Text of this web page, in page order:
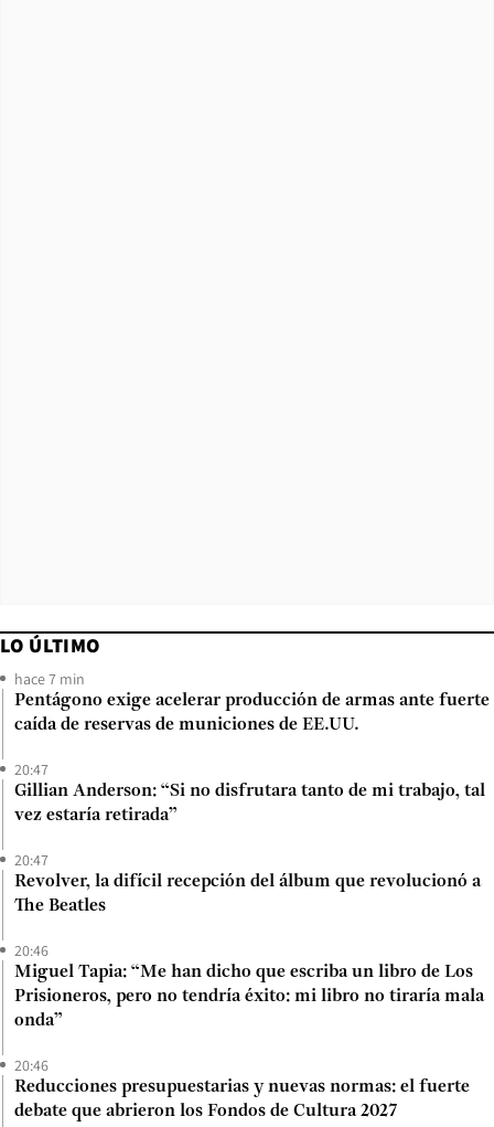
LO ÚLTIMO
hace 7 min
Pentágono exige acelerar producción de armas ante fuerte
caída de reservas de municiones de EE.UU.
20:47
Gillian Anderson: “Si no disfrutara tanto de mi trabajo, tal
vez estaría retirada”
20:47
Revolver, la difícil recepción del álbum que revolucionó a
The Beatles
20:46
Miguel Tapia: “Me han dicho que escriba un libro de Los
Prisioneros, pero no tendría éxito: mi libro no tiraría mala
onda”
20:46
Reducciones presupuestarias y nuevas normas: el fuerte
debate que abrieron los Fondos de Cultura 2027